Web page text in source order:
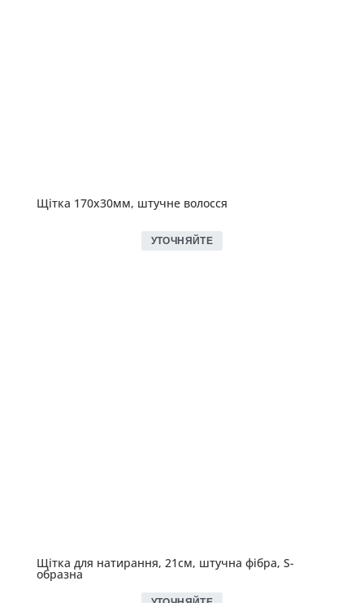
Щітка 170х30мм, штучне волосся
УТОЧНЯЙТЕ
Щітка для натирання, 21см, штучна фібра, S-
образна